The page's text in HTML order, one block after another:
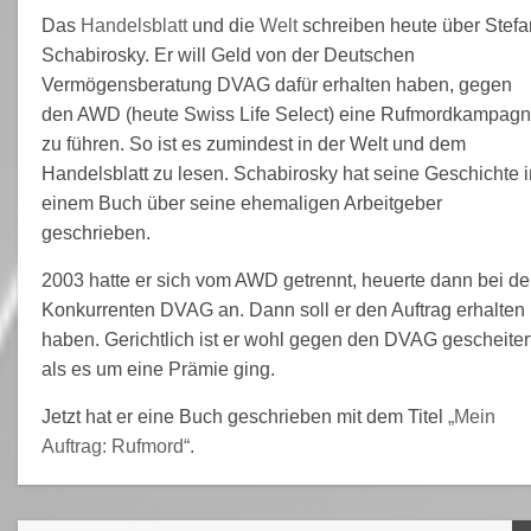
Das Handelsblattund die Weltschreiben heute über
Schabirosky. Er will Geld von der Deutschen
Vermögensberatung DVAG dafür erhalten haben, gegen
den AWD (heute Swiss Life Select) eine
zu führen. So ist es zumindest in der Welt und dem
Handelsblatt zu lesen. Schabirosky hat seine Geschichte
einem Buch über seine ehemaligen Arbeitgeber
geschrieben.
2003 hatte er sich vom AWD getrennt, heuerte dann bei
Konkurrenten DVAG an. Dann soll er den Auftrag erhalten
haben. Gerichtlich ist er wohl gegen den DVAG
als es um eine Prämie ging.
Jetzt hat er eine Buch geschrieben mit dem Titel „Mein
Auftrag: Rufmord“.